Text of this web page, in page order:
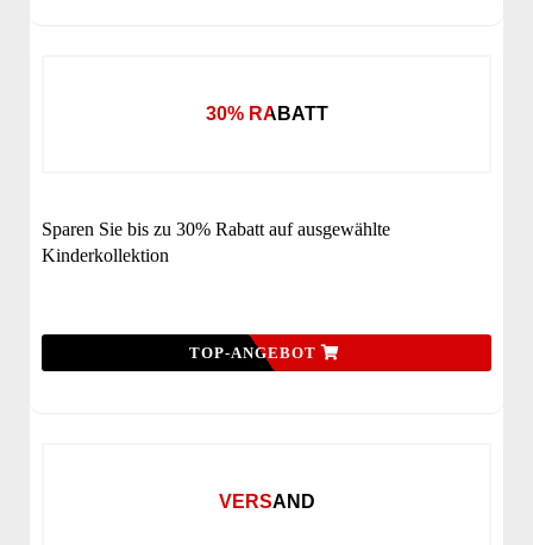
30% RABATT
Sparen Sie bis zu 30% Rabatt auf ausgewählte
Kinderkollektion
TOP-ANGEBOT
VERSAND